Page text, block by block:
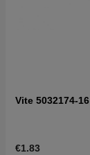
Vite 5032174-16
€1.83